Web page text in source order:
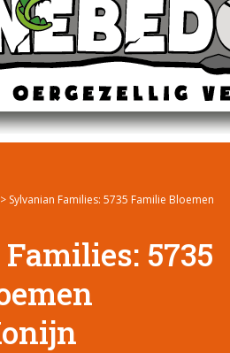
> Sylvanian Families: 5735 Familie Bloemen
5735